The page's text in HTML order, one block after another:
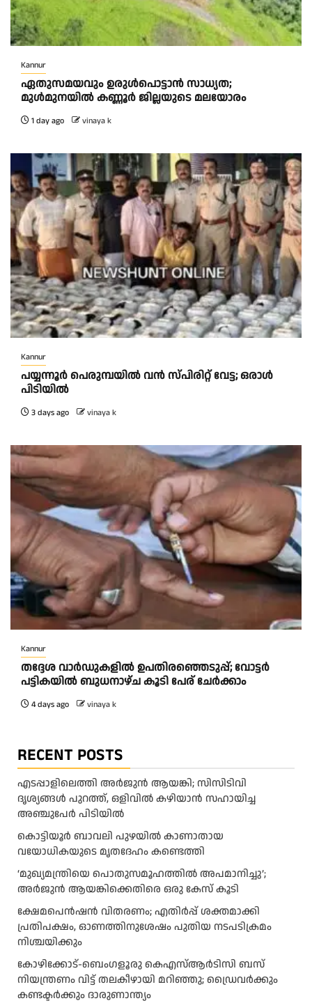
Kannur
ഏതുസമയവും ഉരുൾപൊട്ടാൻ സാധ്യത;
മുൾമുനയിൽ കണ്ണൂർ ജില്ലയുടെ മലയോരം
1 day ago vinaya k
Kannur
പയ്യന്നൂർ പെരുമ്പയിൽ വൻ സ്‌പിരിറ്റ് വേട്ട; ഒരാൾ
പിടിയിൽ
3 days ago vinaya k
Kannur
തദ്ദേശ വാർഡുകളിൽ ഉപതിരഞ്ഞെടുപ്പ്; വോട്ടർ
പട്ടികയിൽ ബുധനാഴ്ച കൂടി പേര് ചേർക്കാം
4 days ago vinaya k
RECENT POSTS
എടപ്പാളിലെത്തി അർജുൻ ആയങ്കി; സിസിടിവി
ദൃശ്യങ്ങൾ പുറത്ത്, ഒളിവിൽ കഴിയാൻ സഹായിച്ച
അഞ്ചുപേർ പിടിയിൽ
കൊട്ടിയൂർ ബാവലി പുഴയിൽ കാണാതായ
വയോധികയുടെ മൃതദേഹം കണ്ടെത്തി
‘മുഖ്യമന്ത്രിയെ പൊതുസമൂഹത്തിൽ അപമാനിച്ചു’;
അർജുൻ ആയങ്കിക്കെതിരെ ഒരു കേസ് കൂടി
ക്ഷേമപെൻഷൻ വിതരണം; എതിർപ്പ് ശക്തമാക്കി
പ്രതിപക്ഷം, ഓണത്തിനുശേഷം പുതിയ നടപടിക്രമം
നിശ്ചയിക്കും
കോഴിക്കോട്-ബെംഗളൂരു കെഎസ്ആര്‍ടിസി ബസ്
നിയന്ത്രണം വിട്ട് തലകീഴായി മറിഞ്ഞു; ഡ്രെെവർക്കും
കണ്ടക്ടർക്കും ദാരുണാന്ത്യം